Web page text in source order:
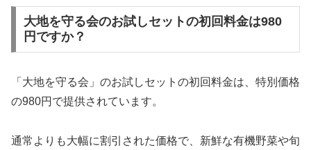
大地を守る会のお試しセットの初回料金は980
円ですか？
「大地を守る会」のお試しセットの初回料金は、特別価格
の980円で提供されています。
通常よりも大幅に割引された価格で、新鮮な有機野菜や旬